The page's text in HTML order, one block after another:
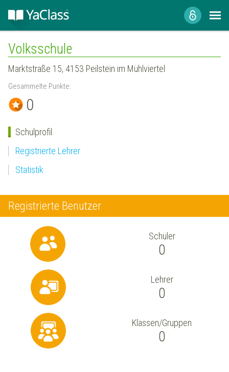
Volksschule
Marktstraße 15, 4153 Peilstein im Mühlviertel
Gesammelte Punkte:
0
Schulprofil
Registrierte Lehrer
Statistik
Registrierte Benutzer
Schüler
0
Lehrer
0
Klassen/Gruppen
0